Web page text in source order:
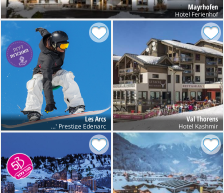
Mayrhofen
Hotel Ferienhof
Val Thorens
Hotel Kashmir
Les Arcs
Res' Prestige Edenarc